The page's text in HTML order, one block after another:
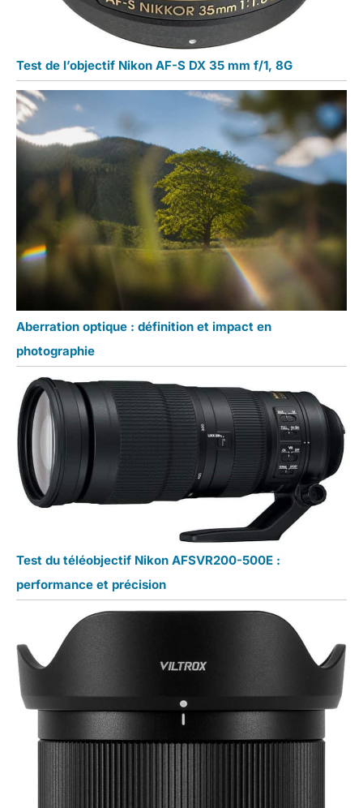
Test de l’objectif Nikon AF-S DX 35 mm f/1, 8G
Aberration optique : définition et impact en
photographie
Test du téléobjectif Nikon AFSVR200-500E :
performance et précision